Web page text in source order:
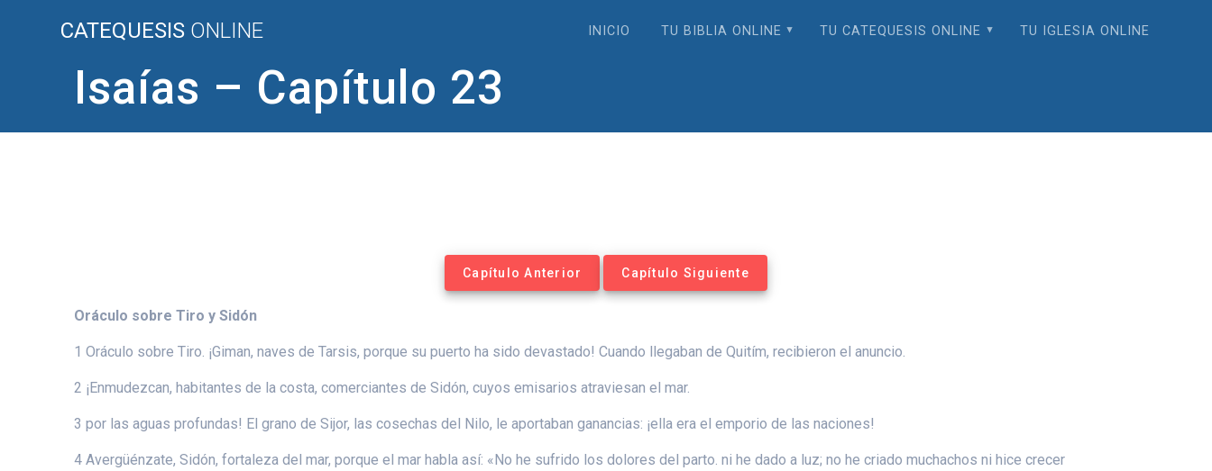
CATEQUESIS ONLINE INICIO TU BIBLIA ONLINE TU CATEQUESIS ONLINE TU IGLESIA ONLINE
Isaías – Capítulo 23
Capítulo Anterior Capítulo Siguiente
Oráculo sobre Tiro y Sidón
1 Oráculo sobre Tiro. ¡Giman, naves de Tarsis, porque su puerto ha sido devastado! Cuando llegaban de Quitím, recibieron el anuncio.
2 ¡Enmudezcan, habitantes de la costa, comerciantes de Sidón, cuyos emisarios atraviesan el mar.
3 por las aguas profundas! El grano de Sijor, las cosechas del Nilo, le aportaban ganancias: ¡ella era el emporio de las naciones!
4 Avergüénzate, Sidón, fortaleza del mar, porque el mar habla así: «No he sufrido los dolores del parto. ni he dado a luz; no he criado muchachos ni hice crecer